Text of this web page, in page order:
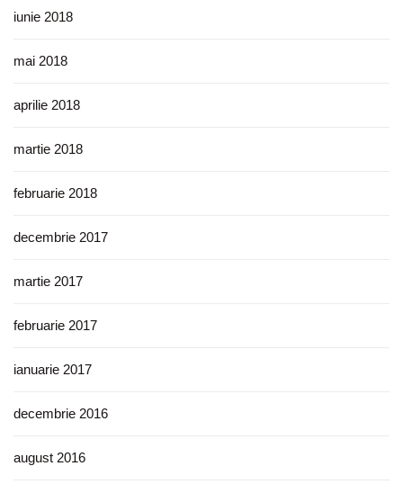
iunie 2018
mai 2018
aprilie 2018
martie 2018
februarie 2018
decembrie 2017
martie 2017
februarie 2017
ianuarie 2017
decembrie 2016
august 2016